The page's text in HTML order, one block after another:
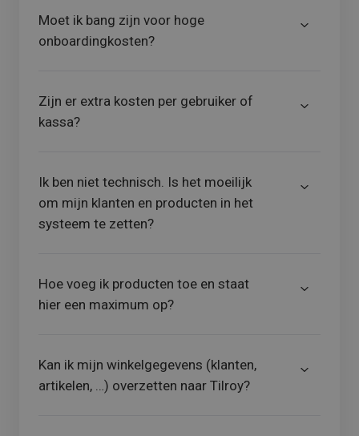
Moet ik bang zijn voor hoge
onboardingkosten?
Zijn er extra kosten per gebruiker of
kassa?
Ik ben niet technisch. Is het moeilijk
om mijn klanten en producten in het
systeem te zetten?
Hoe voeg ik producten toe en staat
hier een maximum op?
Kan ik mijn winkelgegevens (klanten,
artikelen, …) overzetten naar Tilroy?